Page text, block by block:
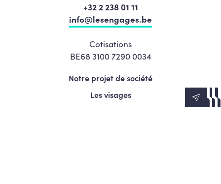
+32 2 238 01 11
info@lesengages.be
Cotisations
BE68 3100 7290 0034
Notre projet de société
Les visages